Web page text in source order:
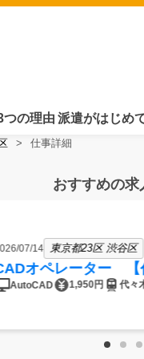
つの理由 派遣がはじめ
仕事詳細
おすすめの求
07/14 東京都23区 渋谷区
オペレーター 【
AutoCAD 1,950円 代々